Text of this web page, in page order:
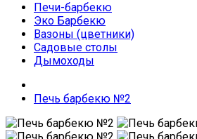
Печи-барбекю
Эко Барбекю
Вазоны (цветники)
Садовые столы
Дымоходы
Печь барбекю №2